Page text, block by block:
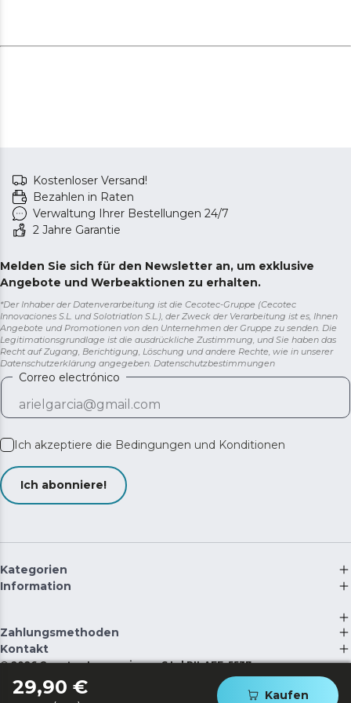
29,90 € Kaufen
Kostenloser Versand!
Bezahlen in Raten
Verwaltung Ihrer Bestellungen 24/7
2 Jahre Garantie
Melden Sie sich für den Newsletter an, um exklusive
Angebote und Werbeaktionen zu erhalten.
*Der Inhaber der Datenverarbeitung ist die Cecotec-Gruppe (Cecotec
Innovaciones S.L. und Solotriatlon S.L.), der Zweck der Verarbeitung ist es, Ihnen
Angebote und Promotionen von den Unternehmen der Gruppe zu senden. Die
Legitimationsgrundlage ist die ausdrückliche Zustimmung, und Sie haben das
Recht auf Zugang, Berichtigung, Löschung und andere Rechte, wie in unserer
Datenschutzerklärung angegeben. Datenschutzbestimmungen
Correo electrónico
Ich akzeptiere die Bedingungen und Konditionen
Ich abonniere!
Kategorien
Information
Zahlungsmethoden
Kontakt
©2026 Cecotec Innovaciones S.L. | RII-AEE: 5537